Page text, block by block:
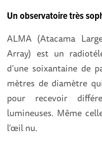
Un observatoire très
ALMA (Atacama
Array) est un
d’une soixantaine de
mètres de diamètre
pour recevoir
lumineuses. Même
l’œil nu.